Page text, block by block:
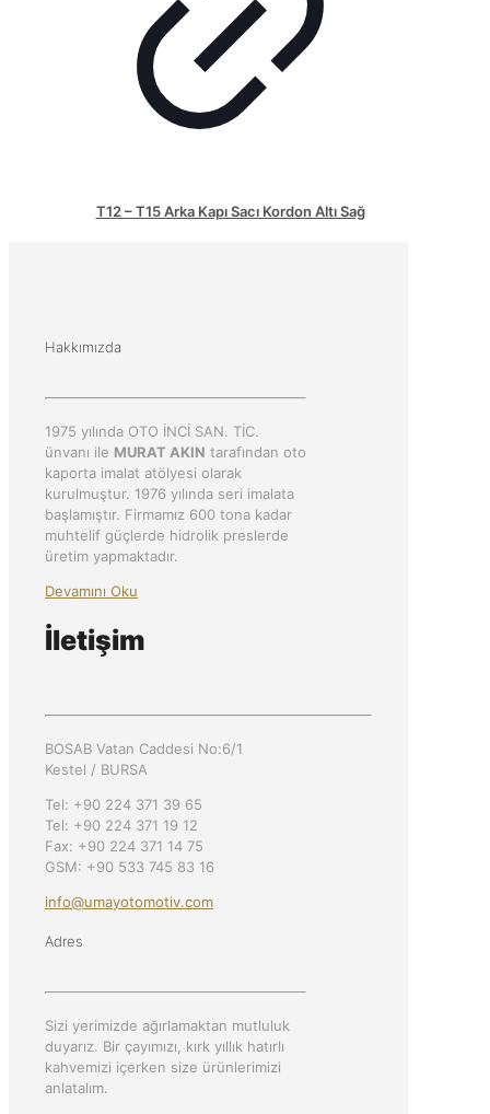
T12 – T15 Arka Kapı Sacı Kordon Altı Sağ
Hakkımızda
1975 yılında OTO İNCİ SAN. TİC.
ünvanı ile MURAT AKIN tarafından oto
kaporta imalat atölyesi olarak
kurulmuştur. 1976 yılında seri imalata
başlamıştır. Firmamız 600 tona kadar
muhtelif güçlerde hidrolik preslerde
üretim yapmaktadır.
Devamını Oku
İletişim
BOSAB Vatan Caddesi No:6/1
Kestel / BURSA
Tel: +90 224 371 39 65
Tel: +90 224 371 19 12
Fax: +90 224 371 14 75
GSM: +90 533 745 83 16
info@umayotomotiv.com
Adres
Sizi yerimizde ağırlamaktan mutluluk
duyarız. Bir çayımızı, kırk yıllık hatırlı
kahvemizi içerken size ürünlerimizi
anlatalım.